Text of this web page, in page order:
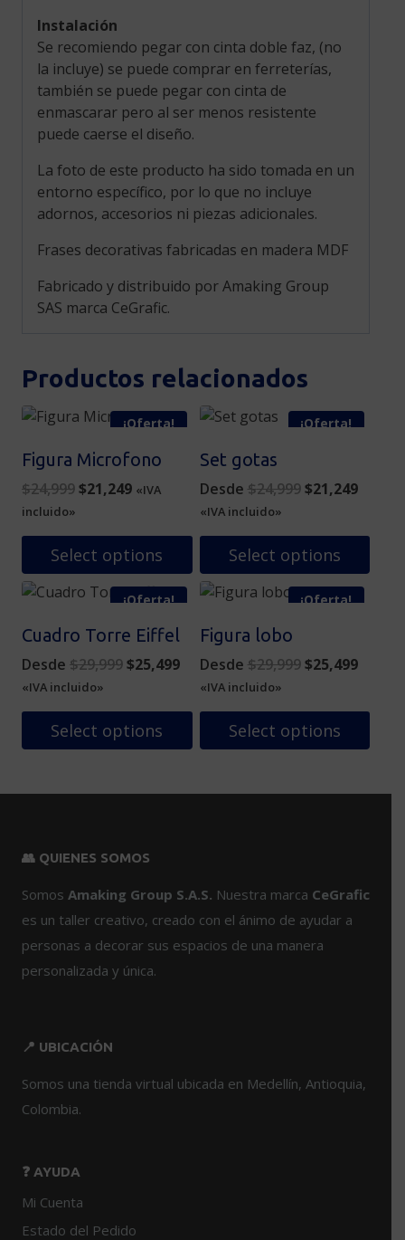
Instalación
Se recomiendo pegar con cinta doble faz, (no
la incluye) se puede comprar en ferreterías,
también se puede pegar con cinta de
enmascarar pero al ser menos resistente
puede caerse el diseño.
La foto de este producto ha sido tomada en un
entorno específico, por lo que no incluye
adornos, accesorios ni piezas adicionales.
Frases decorativas fabricadas en madera MDF
Fabricado y distribuido por Amaking Group
SAS marca CeGrafic.
Productos relacionados
¡Oferta!
Figura Microfono
$24,999Original
was:
$24,999.
$21,249Current
is:
$21,249.
«IVA
incluido»
Select options
¡Oferta!
Set gotas
Desde $24,999 Original
was:
$24,999.
$21,249
is:
«IVA incluido»
Select options
Este
producto
tiene
múltiples
variantes.
Las
opciones
producto
¡Oferta!
Cuadro Torre Eiffel
Desde $29,999Original
was:
$29,999.
$25,499Current
price
is:
$25,499.
«IVA incluido»
Select options
Las
opciones
elegir
en
de
¡Oferta!
Figura lobo
Desde $29,999 Original
was:
$29,999.
$25,499
is:
«IVA incluido»
Select options
opciones
elegir
👥 QUIENES SOMOS
Somos Amaking Group S.A.S. Nuestra marca CeGrafic
es un taller creativo, creado con el ánimo de ayudar a
personas a decorar sus espacios de una manera
personalizada y única.
📍 UBICACIÓN
Somos una tienda virtual ubicada en Medellín, Antioquia,
Colombia.
❓ AYUDA
Mi Cuenta
Estado del Pedido